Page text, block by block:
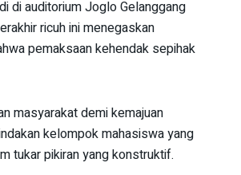
di auditorium Joglo Gelanggang
ricuh ini menegaskan
pemaksaan kehendak sepihak
masyarakat demi kemajuan
kelompok mahasiswa yang
tukar pikiran yang konstruktif.